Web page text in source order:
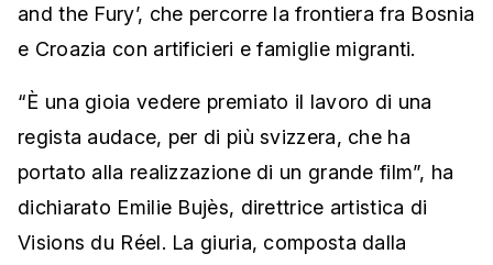
and the Fury’, che percorre la frontiera fra Bosnia
e Croazia con artificieri e famiglie migranti.
“È una gioia vedere premiato il lavoro di una
regista audace, per di più svizzera, che ha
portato alla realizzazione di un grande film”, ha
dichiarato Emilie Bujès, direttrice artistica di
Visions du Réel. La giuria, composta dalla